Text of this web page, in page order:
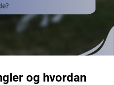
og hvordan